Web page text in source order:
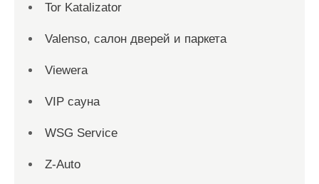
Tor Katalizator
Valenso, салон дверей и паркета
Viewera
VIP сауна
WSG Service
Z-Auto